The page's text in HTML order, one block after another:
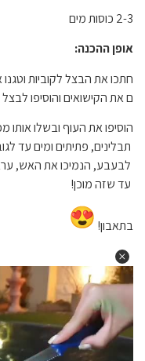
2-3 כוסות מים
אופן ההכנה:
חתכו את הבצל לקוביות וטגנו
ם את הקישואים והוסיפו לבצל
הוסיפו את העוף ובשלו אותו
תבלינים, פתיתים ומים עד
לבעבע, הנמיכו את האש,
עד שזה מוכן!
בתאבון!